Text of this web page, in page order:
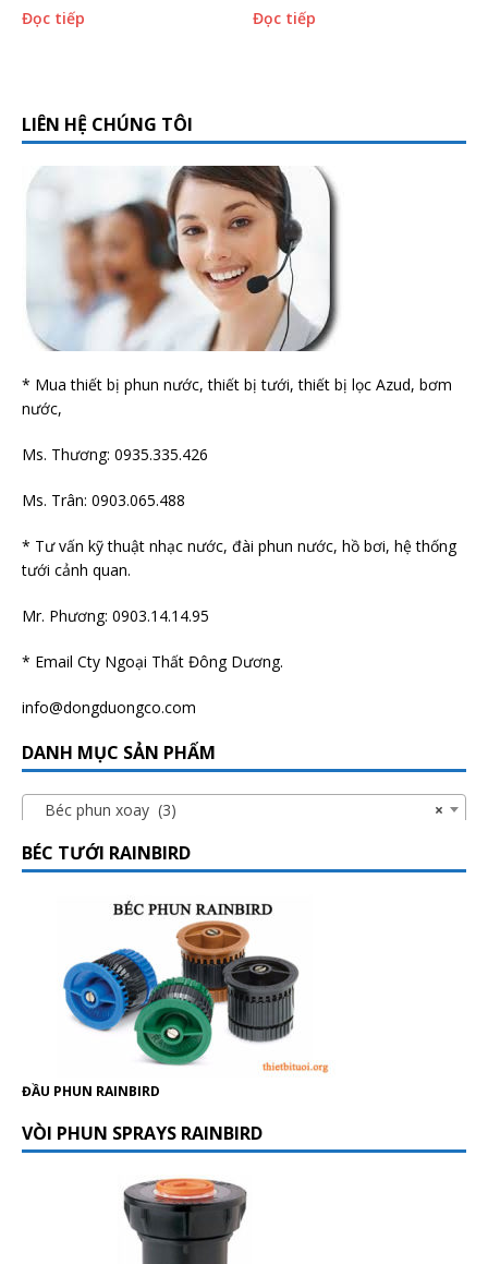
Đọc tiếp Đọc tiếp
LIÊN HỆ CHÚNG TÔI
* Mua thiết bị phun nước, thiết bị tưới, thiết bị lọc Azud, bơm
nước,
Ms. Thương: 0935.335.426
Ms. Trân: 0903.065.488
* Tư vấn kỹ thuật nhạc nước, đài phun nước, hồ bơi, hệ thống
tưới cảnh quan.
Mr. Phương: 0903.14.14.95
* Email Cty Ngoại Thất Đông Dương.
info@dongduongco.com
DANH MỤC SẢN PHẨM
×
Béc phun xoay (3)
BÉC TƯỚI RAINBIRD
ĐẦU PHUN RAINBIRD
VÒI PHUN SPRAYS RAINBIRD